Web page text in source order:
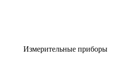
Измерительные приборы